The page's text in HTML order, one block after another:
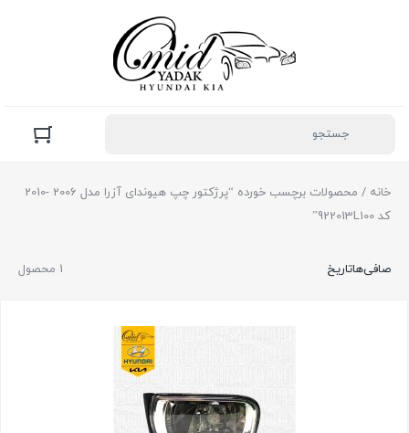
خانه
/ محصولات برچسب خورده “پرژکتور چپ هیوندای آزرا مدل 2006 -2010
کد 922013L100”
1 محصول صافی‌هاتاریخ